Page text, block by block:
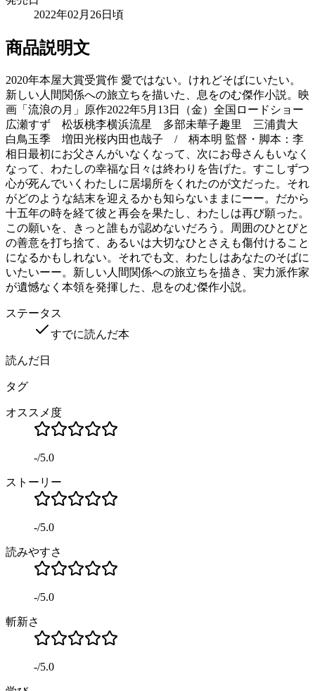
2022年02月26日頃
商品説明文
2020年本屋大賞受賞作 愛ではない。けれどそばにいたい。
新しい人間関係への旅立ちを描いた、息をのむ傑作小説。映
画「流浪の月」原作2022年5月13日（金）全国ロードショー
広瀬すず 松坂桃李横浜流星 多部未華子趣里 三浦貴大
白鳥玉季 増田光桜内田也哉子 / 柄本明 監督・脚本：李
相日最初にお父さんがいなくなって、次にお母さんもいなく
なって、わたしの幸福な日々は終わりを告げた。すこしずつ
心が死んでいくわたしに居場所をくれたのが文だった。それ
がどのような結末を迎えるかも知らないままにーー。だから
十五年の時を経て彼と再会を果たし、わたしは再び願った。
この願いを、きっと誰もが認めないだろう。周囲のひとびと
の善意を打ち捨て、あるいは大切なひとさえも傷付けること
になるかもしれない。それでも文、わたしはあなたのそばに
いたいーー。新しい人間関係への旅立ちを描き、実力派作家
が遺憾なく本領を発揮した、息をのむ傑作小説。
ステータス
すでに読んだ本
読んだ日
タグ
オススメ度
-/5.0
ストーリー
-/5.0
読みやすさ
-/5.0
斬新さ
-/5.0